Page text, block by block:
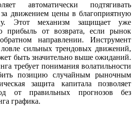
автоматически подтягивать
движением цены в благоприятную
Этот механизм защищает уже
прибыль от возврата, если рынок
направлении. Инструмент
сильных трендовых движений,
быть значительно выше ожиданий.
требует понимания волатильности
позицию случайным рыночным
защита капитала позволяет
от правильных прогнозов без
графика.